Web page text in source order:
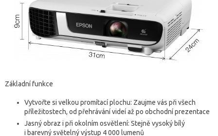
Základní funkce
Vytvořte si velkou promítací plochu: Zaujme vás při všech
příležitostech, od přehrávání videí až po obchodní prezentace
Jasný obraz i při okolním osvětlení: Stejně vysoký bílý
i barevný světelný výstup 4 000 lumenů